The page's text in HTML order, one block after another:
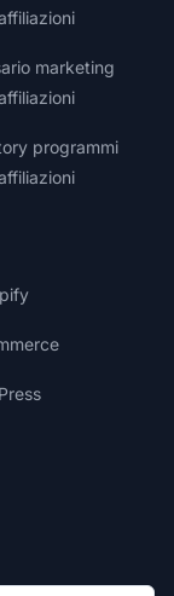
marketing
programmi